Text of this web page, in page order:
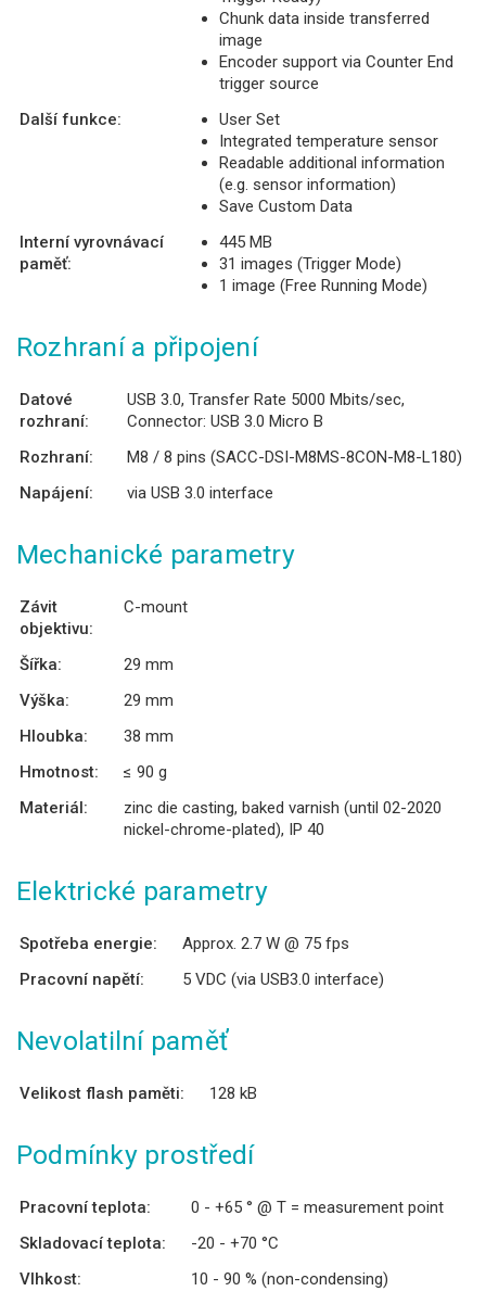
Chunk data inside transferred
image
Encoder support via Counter End
trigger source
Další funkce:
User Set
Integrated temperature sensor
Readable additional information
(e.g. sensor information)
Save Custom Data
Interní vyrovnávací
paměť:
445 MB
31 images (Trigger Mode)
1 image (Free Running Mode)
Rozhraní a připojení
Datové
rozhraní:
USB 3.0, Transfer Rate 5000 Mbits/sec,
Connector: USB 3.0 Micro B
Rozhraní:
M8 / 8 pins (SACC-DSI-M8MS-8CON-M8-L180)
Napájení:
via USB 3.0 interface
Mechanické parametry
Závit
objektivu:
C-mount
Šířka:
29 mm
Výška:
29 mm
Hloubka:
38 mm
Hmotnost:
≤ 90 g
Materiál:
zinc die casting, baked varnish (until 02-2020
nickel-chrome-plated), IP 40
Elektrické parametry
Spotřeba energie:
Approx. 2.7 W @ 75 fps
Pracovní napětí:
5 VDC (via USB3.0 interface)
Nevolatilní paměť
Velikost flash paměti: 128 kB
Podmínky prostředí
Pracovní teplota:
0 - +65 ° @ T = measurement point
Skladovací teplota:
-20 - +70 °C
Vlhkost:
10 - 90 % (non-condensing)